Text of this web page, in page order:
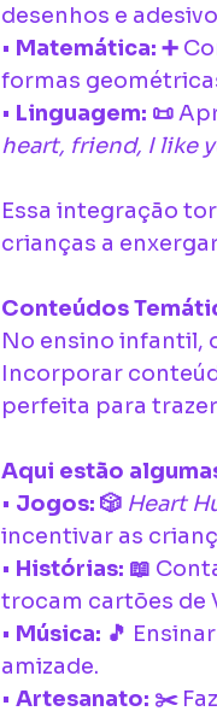
desenhos e
• Matemática: ➕
formas
• Linguagem: 📜
heart, friend, I like
Essa integração
crianças a
Conteúdos
No ensino infantil,
Incorporar
perfeita para
Aqui estão
• Jogos: 🎲 Heart
incentivar as
• Histórias: 📖
trocam cartões de
• Música: 🎵
amizade.
• Artesanato: ✂️